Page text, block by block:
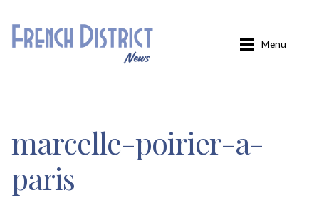
Aller
à
Aller
au
Menu
Confirmation
marcelle-poirier-a-
paris